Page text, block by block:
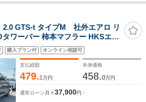
GTS-t タイプM 社外エアロ リ
ワーバー 柿本マフラー HKSエア
購入プラン付 オンライン相談可
支払総額
479.1万円
本体価格
458.0万円
通常ローン 月々37,900円